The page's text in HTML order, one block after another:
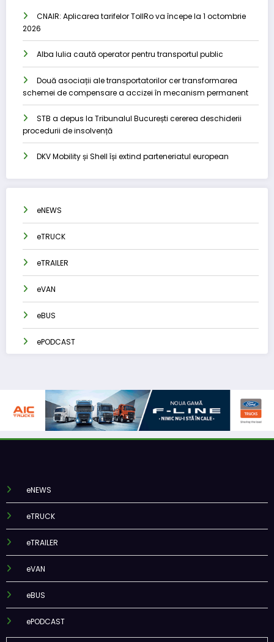
CNAIR: Aplicarea tarifelor TollRo va începe la 1 octombrie
2026
Alba Iulia caută operator pentru transportul public
Două asociații ale transportatorilor cer transformarea
schemei de compensare a accizei în mecanism permanent
STB a depus la Tribunalul București cererea deschiderii
procedurii de insolvență
DKV Mobility și Shell își extind parteneriatul european
eNEWS
eTRUCK
eTRAILER
eVAN
eBUS
ePODCAST
eNEWS
eTRUCK
eTRAILER
eVAN
eBUS
ePODCAST